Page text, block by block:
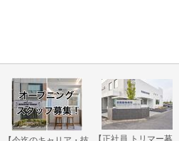
【正社員 トリマー募